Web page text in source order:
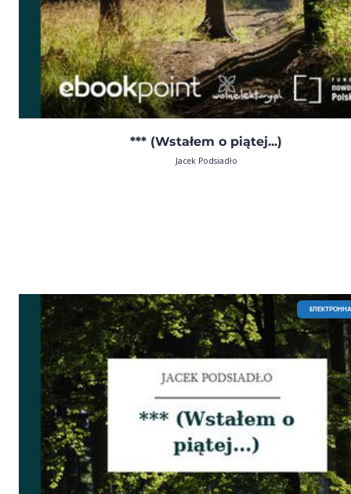
*** (Wstałem o piątej...)
Jacek Podsiadło